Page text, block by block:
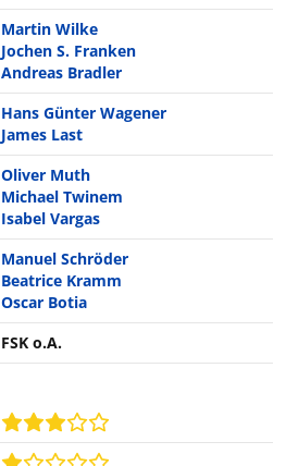
Martin Wilke
Jochen S. Franken
Andreas Bradler
Hans Günter Wagener
James Last
Oliver Muth
Michael Twinem
Isabel Vargas
Manuel Schröder
Beatrice Kramm
Oscar Botia
FSK o.A.